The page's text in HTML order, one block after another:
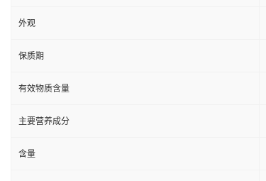
外观
保质期
有效物质含量
主要营养成分
含量